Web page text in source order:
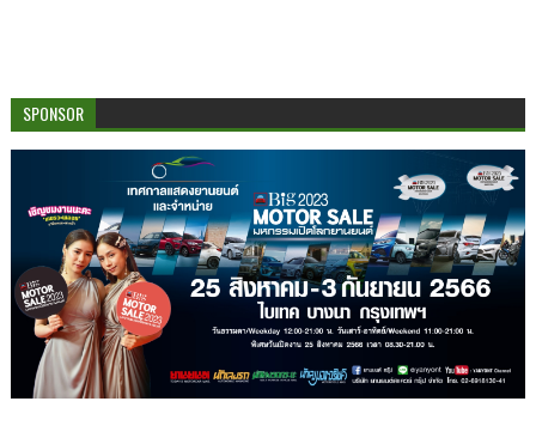
SPONSOR